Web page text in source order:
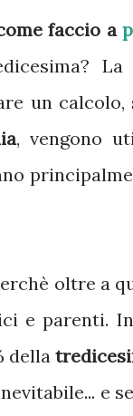
faccio a
un calcolo,
, vengono
oltre a
e parenti.
della
e